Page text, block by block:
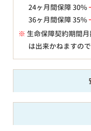
24ヶ月間保障 30%
36ヶ月間保障 35%
※ 生命保障契約期間
は出来かねますの